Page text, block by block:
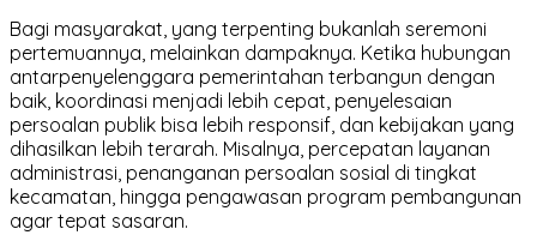
Bagi masyarakat, yang terpenting bukanlah seremoni
pertemuannya, melainkan dampaknya. Ketika hubungan
antarpenyelenggara pemerintahan terbangun dengan
baik, koordinasi menjadi lebih cepat, penyelesaian
persoalan publik bisa lebih responsif, dan kebijakan yang
dihasilkan lebih terarah. Misalnya, percepatan layanan
administrasi, penanganan persoalan sosial di tingkat
kecamatan, hingga pengawasan program pembangunan
agar tepat sasaran.